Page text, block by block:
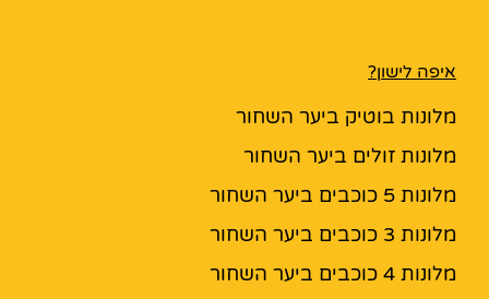
איפה לישון?
מלונות בוטיק ביער השחור
מלונות זולים ביער השחור
מלונות 5 כוכבים ביער השחור
מלונות 3 כוכבים ביער השחור
מלונות 4 כוכבים ביער השחור